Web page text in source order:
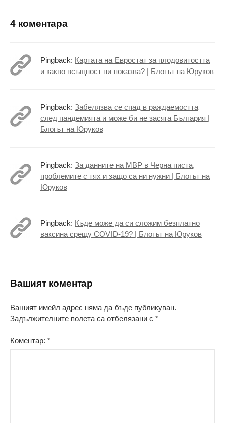
4 коментара
Pingback: Картата на Евростат за плодовитостта
и какво всъщност ни показва? | Блогът на Юруков
Pingback: Забелязва се спад в раждаемостта
след пандемията и може би не засяга България |
Блогът на Юруков
Pingback: За данните на МВР в Черна писта,
проблемите с тях и защо са ни нужни | Блогът на
Юруков
Pingback: Къде може да си сложим безплатно
ваксина срещу COVID-19? | Блогът на Юруков
Вашият коментар
Вашият имейл адрес няма да бъде публикуван.
Задължителните полета са отбелязани с *
Коментар: *